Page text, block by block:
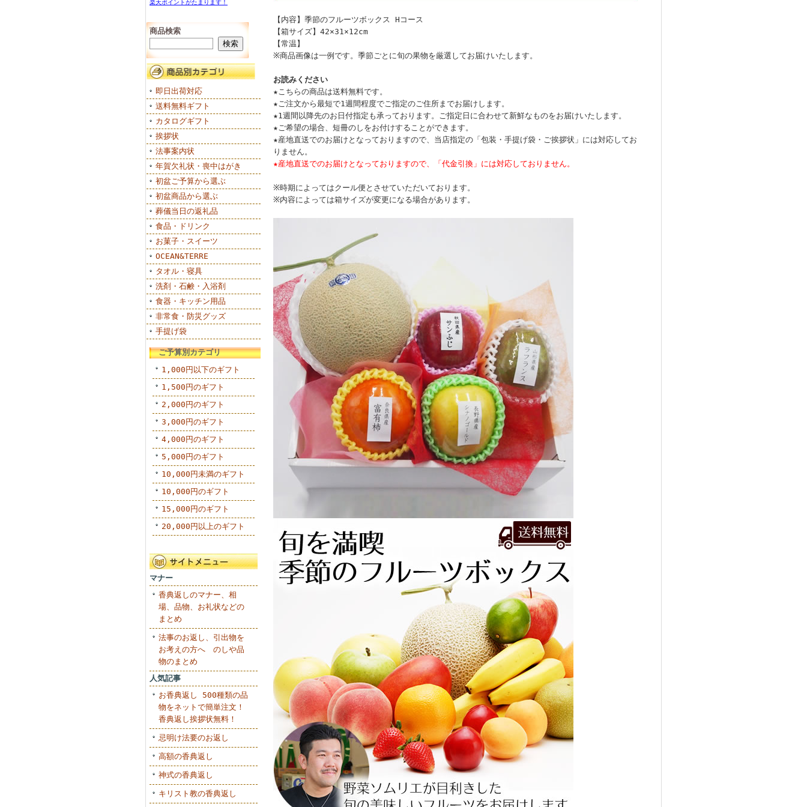
楽天ポイントがたまります！
商品検索
即日出荷対応
送料無料ギフト
カタログギフト
挨拶状
法事案内状
年賀欠礼状・喪中はがき
初盆ご予算から選ぶ
初盆商品から選ぶ
葬儀当日の返礼品
食品・ドリンク
お菓子・スイーツ
OCEAN&TERRE
タオル・寝具
洗剤・石鹸・入浴剤
食器・キッチン用品
非常食・防災グッズ
手提げ袋
ご予算別カテゴリ
1,000円以下のギフト
1,500円のギフト
2,000円のギフト
3,000円のギフト
4,000円のギフト
5,000円のギフト
10,000円未満のギフト
10,000円のギフト
15,000円のギフト
20,000円以上のギフト
マナー
香典返しのマナー、相
場、品物、お礼状などの
まとめ
法事のお返し、引出物を
お考えの方へ のしや品
物のまとめ
人気記事
お香典返し 500種類の品
物をネットで簡単注文！
香典返し挨拶状無料！
忌明け法要のお返し
高額の香典返し
神式の香典返し
キリスト教の香典返し
【内容】季節のフルーツボックス Hコース
【箱サイズ】42×31×12cm
【常温】
※商品画像は一例です。季節ごとに旬の果物を厳選してお届けいたします。
お読みください
★こちらの商品は送料無料です。
★ご注文から最短で1週間程度でご指定のご住所までお届けします。
★1週間以降先のお日付指定も承っております。ご指定日に合わせて新鮮なものをお届けいたします。
★ご希望の場合、短冊のしをお付けすることができます。
★産地直送でのお届けとなっておりますので、当店指定の「包装・手提げ袋・ご挨拶状」には対応してお
りません。
★産地直送でのお届けとなっておりますので、「代金引換」には対応しておりません。
※時期によってはクール便とさせていただいております。
※内容によっては箱サイズが変更になる場合があります。